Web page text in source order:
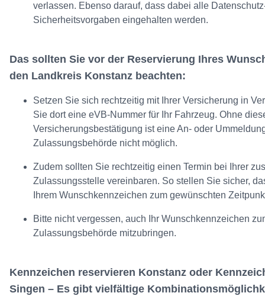
verlassen. Ebenso darauf, dass dabei alle
Sicherheitsvorgaben eingehalten werden.
Das sollten Sie vor der Reservierung Ihres
den Landkreis Konstanz beachten:
Setzen Sie sich rechtzeitig mit Ihrer Versicherung in
Sie dort eine eVB-Nummer für Ihr Fahrzeug. Ohne
Versicherungsbestätigung ist eine An- oder
Zulassungsbehörde nicht möglich.
Zudem sollten Sie rechtzeitig einen Termin bei Ihrer
Zulassungsstelle vereinbaren. So stellen Sie sicher,
Ihrem Wunschkennzeichen zum gewünschten
Bitte nicht vergessen, auch Ihr Wunschkennzeichen
Zulassungsbehörde mitzubringen.
Kennzeichen reservieren Konstanz oder
Singen – Es gibt vielfältige